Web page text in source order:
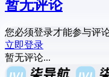
暂无评论
您必须登录才能参与评论
立即登录
暂无评论...